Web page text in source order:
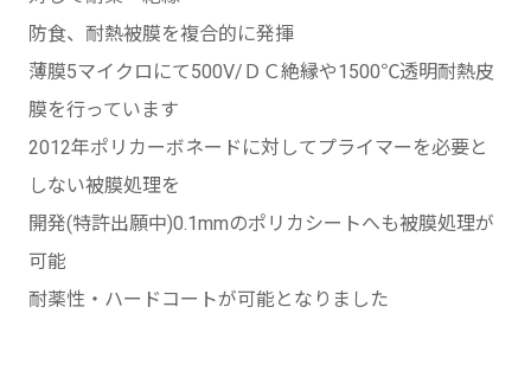
防食、耐熱被膜を複合的に発揮
薄膜5マイクロにて500V/ＤＣ絶縁や1500℃透明耐熱皮
膜を行っています
2012年ポリカーボネードに対してプライマーを必要と
しない被膜処理を
開発(特許出願中)0.1mmのポリカシートへも被膜処理が
可能
耐薬性・ハードコートが可能となりました